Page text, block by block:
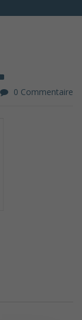
0 Commentaire